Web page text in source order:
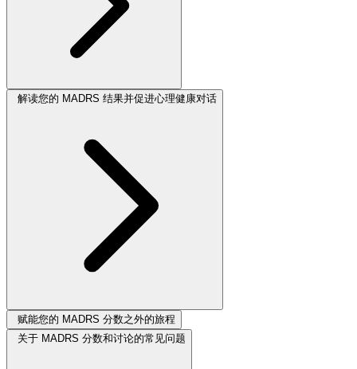
解读您的 MADRS 结果并促进心理健康对话
赋能您的 MADRS 分数之外的旅程
关于 MADRS 分数和讨论的常见问题